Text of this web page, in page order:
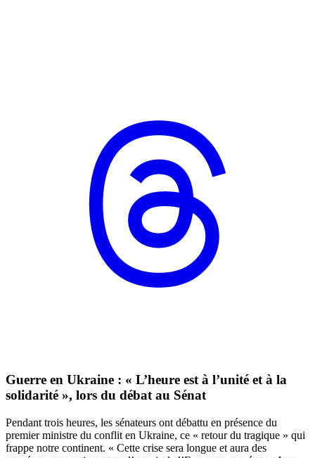
Guerre en Ukraine : « L’heure est à l’unité et à la
solidarité », lors du débat au Sénat
Pendant trois heures, les sénateurs ont débattu en présence du
premier ministre du conflit en Ukraine, ce « retour du tragique » qui
frappe notre continent. « Cette crise sera longue et aura des